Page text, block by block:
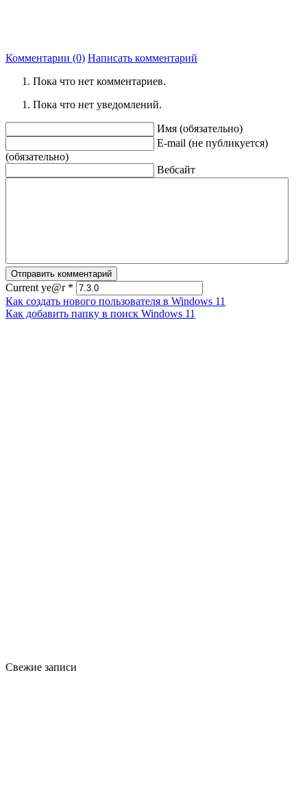
Комментарии (0) Написать комментарий
Пока что нет комментариев.
Пока что нет уведомлений.
Имя (обязательно)
E-mail (не публикуется)
(обязательно)
Вебсайт
Current ye@r *
Как создать нового пользователя в Windows 11
Как добавить папку в поиск Windows 11
Свежие записи